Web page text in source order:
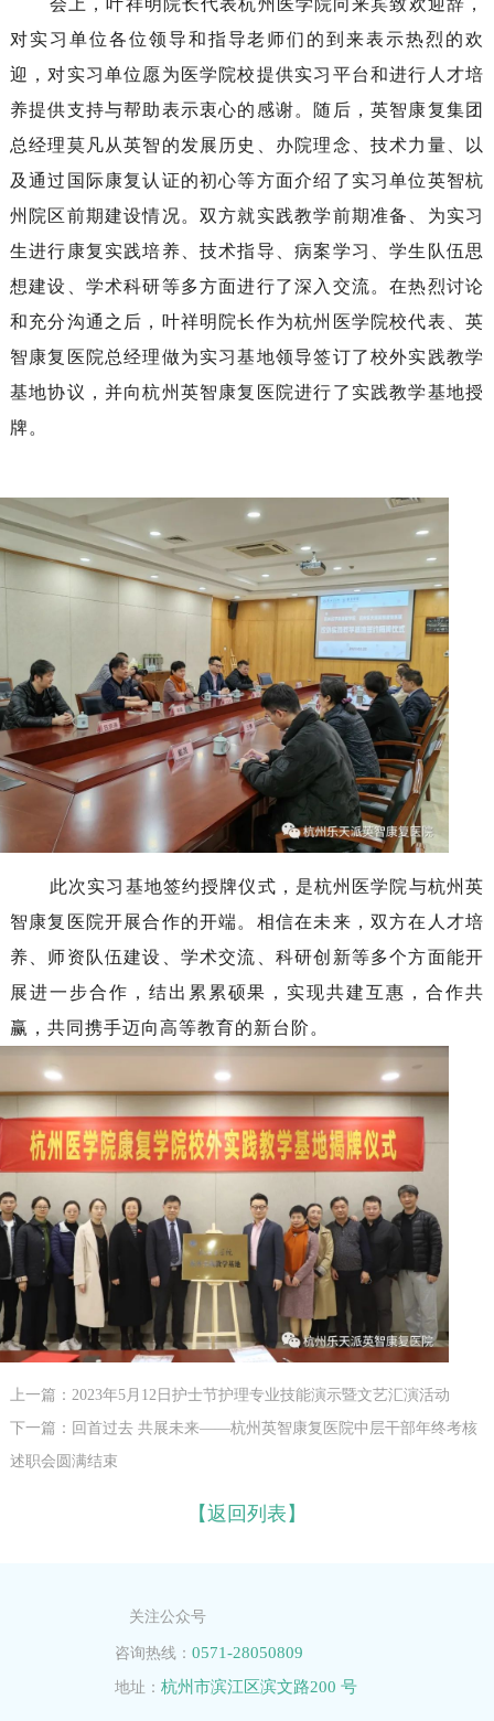
对实习单位各位领导和指导老师们的到来表示热烈的欢
迎，对实习单位愿为医学院校提供实习平台和进行人才培
养提供支持与帮助表示衷心的感谢。随后，英智康复集团
总经理莫凡从英智的发展历史、办院理念、技术力量、以
及通过国际康复认证的初心等方面介绍了实习单位英智杭
州院区前期建设情况。双方就实践教学前期准备、为实习
生进行康复实践培养、技术指导、病案学习、学生队伍思
想建设、学术科研等多方面进行了深入交流。在热烈讨论
和充分沟通之后，叶祥明院长作为杭州医学院校代表、英
智康复医院总经理做为实习基地领导签订了校外实践教学
基地协议，并向杭州英智康复医院进行了实践教学基地授
牌。
此次实习基地签约授牌仪式，是杭州医学院与杭州英
智康复医院开展合作的开端。相信在未来，双方在人才培
养、师资队伍建设、学术交流、科研创新等多个方面能开
展进一步合作，结出累累硕果，实现共建互惠，合作共
赢，共同携手迈向高等教育的新台阶。
上一篇：2023年5月12日护士节护理专业技能演示暨文艺汇演活动
下一篇：回首过去 共展未来——杭州英智康复医院中层干部年终考核
述职会圆满结束
【返回列表】
关注公众号
咨询热线： 0571-28050809
地址： 杭州市滨江区滨文路200 号